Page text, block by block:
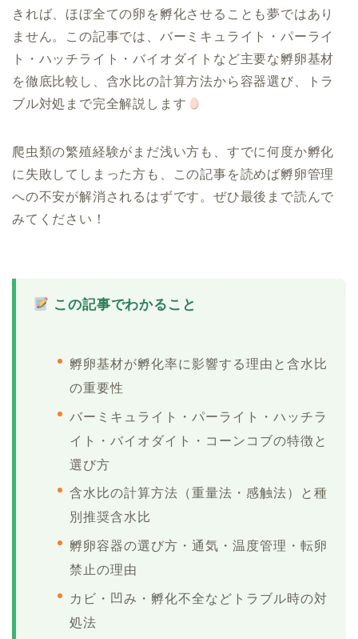
きれば、ほぼ全ての卵を孵化させることも夢ではあり
ません。この記事では、バーミキュライト・パーライ
ト・ハッチライト・バイオダイトなど主要な孵卵基材
を徹底比較し、含水比の計算方法から容器選び、トラ
ブル対処まで完全解説します
爬虫類の繁殖経験がまだ浅い方も、すでに何度か孵化
に失敗してしまった方も、この記事を読めば孵卵管理
への不安が解消されるはずです。ぜひ最後まで読んで
みてください！
この記事でわかること
孵卵基材が孵化率に影響する理由と含水比
の重要性
バーミキュライト・パーライト・ハッチラ
イト・バイオダイト・コーンコブの特徴と
選び方
含水比の計算方法（重量法・感触法）と種
別推奨含水比
孵卵容器の選び方・通気・温度管理・転卵
禁止の理由
カビ・凹み・孵化不全などトラブル時の対
処法